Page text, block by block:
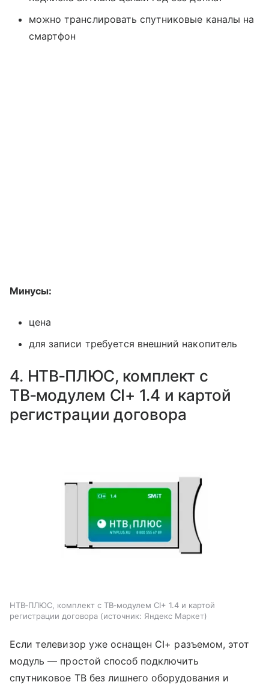
можно транслировать спутниковые каналы на
смартфон
Минусы:
цена
для записи требуется внешний накопитель
4. НТВ‑ПЛЮС, комплект с
ТВ‑модулем CI+ 1.4 и картой
регистрации договора
НТВ‑ПЛЮС, комплект с ТВ‑модулем CI+ 1.4 и картой
регистрации договора
источник: Яндекс Маркет
Если телевизор уже оснащен CI+ разъемом, этот
модуль — простой способ подключить
спутниковое ТВ без лишнего оборудования и